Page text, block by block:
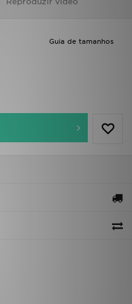
Guia de tamanhos